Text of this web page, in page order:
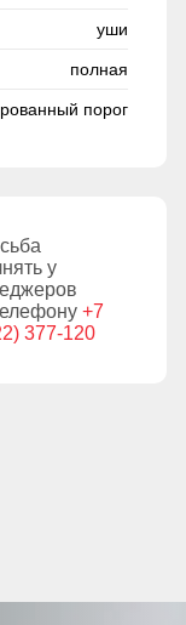
уши
полная
порог
у
+7
377-120